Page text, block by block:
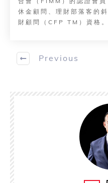
休金顧問、理財部落客的
財顧問（CFP TM）資格。
Previous